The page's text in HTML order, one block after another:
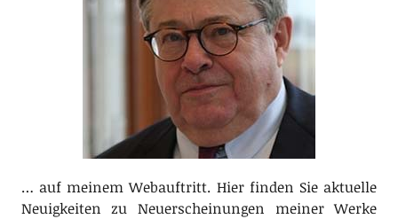
… auf meinem Webauftritt. Hier finden Sie aktuelle
Neuigkeiten zu Neuerscheinungen meiner Werke